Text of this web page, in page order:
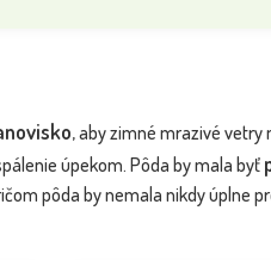
, aby zimné mrazivé vetry
úpekom. Pôda by mala byť
pôda by nemala nikdy úplne